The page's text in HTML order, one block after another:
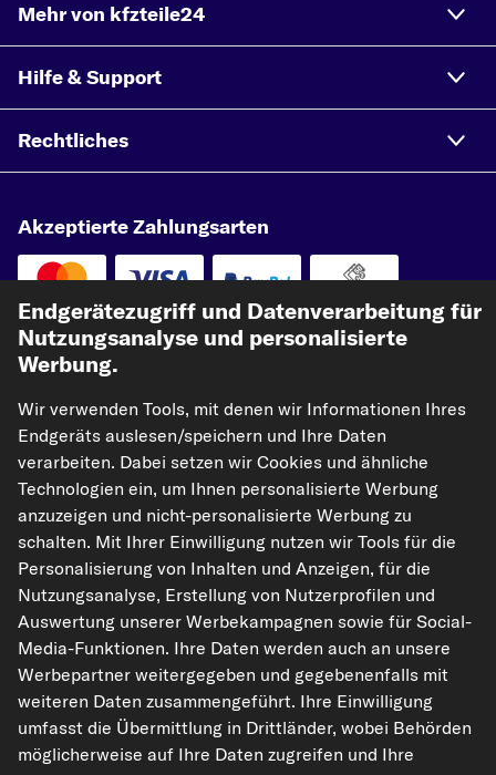
Mehr von kfzteile24
Hilfe & Support
Rechtliches
Akzeptierte Zahlungsarten
Unsere Versandpartner
kfzteile24.de carpardoo.nl
carpardoo.fr
carpardoo.dk
Die hier dargestellten Daten, insbesondere die gesamte Datenbank, dürfen
nicht vervielfältigt werden. Die Vervielfältigung und Verbreitung der Daten und
der Datenbank ohne vorherige Einwilligung von TecAlliance und/oder die
Einbeziehung Dritter in solche Aktivitäten ist streng verboten. Jegliche
Endgerätezugriff und Datenverarbeitung für
Nutzungsanalyse und personalisierte
Werbung.
Wir verwenden Tools, mit denen wir Informationen Ihres
Endgeräts auslesen/speichern und Ihre Daten
verarbeiten. Dabei setzen wir Cookies und ähnliche
Technologien ein, um Ihnen personalisierte Werbung
anzuzeigen und nicht-personalisierte Werbung zu
schalten. Mit Ihrer Einwilligung nutzen wir Tools für die
Personalisierung von Inhalten und Anzeigen, für die
Nutzungsanalyse, Erstellung von Nutzerprofilen und
Auswertung unserer Werbekampagnen sowie für Social-
Media-Funktionen. Ihre Daten werden auch an unsere
Werbepartner weitergegeben und gegebenenfalls mit
weiteren Daten zusammengeführt. Ihre Einwilligung
umfasst die Übermittlung in Drittländer, wobei Behörden
möglicherweise auf Ihre Daten zugreifen und Ihre